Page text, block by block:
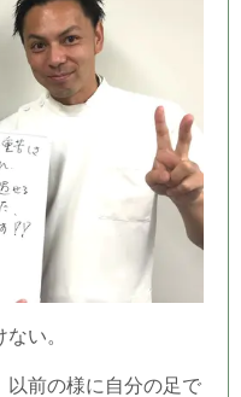
い。
以前の様に自分の足で